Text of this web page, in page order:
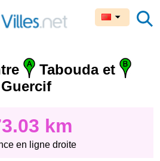
Tabouda et
Guercif
km
en ligne droite